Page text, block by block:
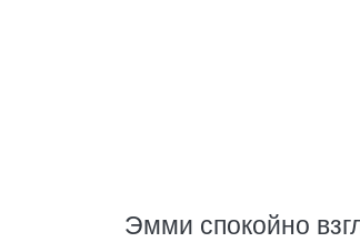
Эмми спокойно